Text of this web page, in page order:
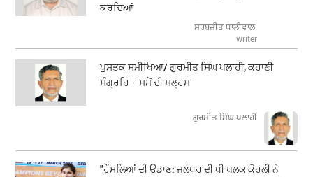
ਕਰਦਿਆਂ
ਸਰਬਜੀਤ ਧਾਲੀਵਾਲ
writer
ਪੁਸਤਕ ਸਮੀਖਿਆ/ ਗੁਰਮੀਤ ਸਿੰਘ ਪਲਾਹੀ, ਕਹਾਣੀ
ਸੰਗ੍ਰਹਿ - ਸਮੇਂ ਦੀ ਮਲ੍ਹਮ
ਗੁਰਮੀਤ ਸਿੰਘ ਪਲਾਹੀ
"ਹੌਸਲਿਆਂ ਦੀ ਉਡਾਣ: ਜਲੰਧਰ ਦੀ ਧੀ ਪਲਕ ਕੋਹਲੀ ਨੇ